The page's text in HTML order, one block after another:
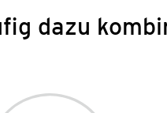
dazu